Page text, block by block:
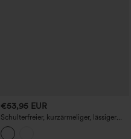
€53,95 EUR
Schulterfreier, kurzärmeliger, lässiger
Jumpsuit mit integriertem BH und
Taschen – Easy-Peezy-Edition